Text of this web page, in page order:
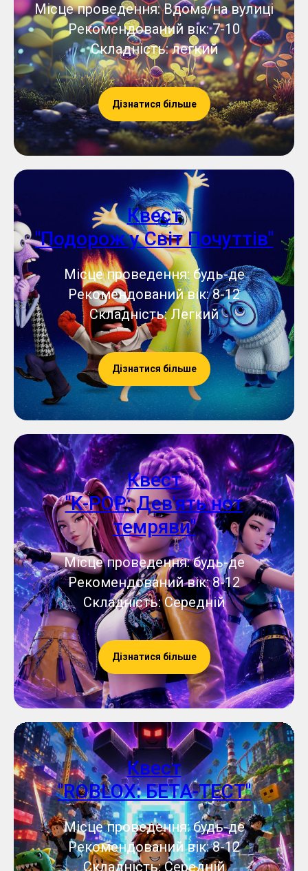
Місце проведення: Вдома/на вулиці
Рекомендований вік: 7-10
Складність: легкий
Дізнатися більше
Квест
"Подорож у Світ Почуттів"
Місце проведення: будь-де
Рекомендований вік: 8-12
Складність: Легкий
Дізнатися більше
Квест
"K-POP: Дев'ять нот
темряви"
Місце проведення: будь-де
Рекомендований вік: 8-12
Складність: Середній
Дізнатися більше
Квест
"ROBLOX: БЕТА-ТЕСТ"
Місце проведення: будь-де
Рекомендований вік: 8-12
Складність: Середній